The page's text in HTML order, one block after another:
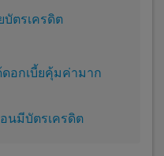
บัตรเครดิต
ดอกเบี้ยคุ้มค่ามาก
นมีบัตรเครดิต